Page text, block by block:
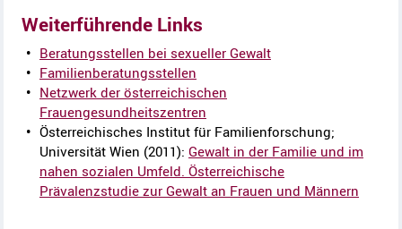
Weiterführende Links
Beratungsstellen bei sexueller Gewalt
Familienberatungsstellen
Netzwerk der österreichischen
Frauengesundheitszentren
Österreichisches Institut für Familienforschung;
Universität Wien (2011): Gewalt in der Familie und im
nahen sozialen Umfeld. Österreichische
Prävalenzstudie zur Gewalt an Frauen und Männern